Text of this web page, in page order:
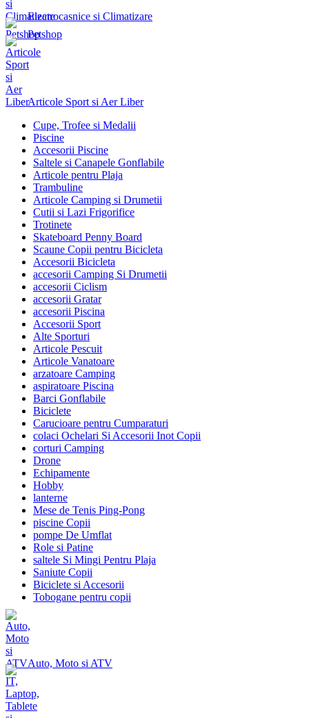
Electrocasnice si Climatizare
Petshop
Articole Sport si Aer Liber
Cupe, Trofee si Medalii
Piscine
Accesorii Piscine
Saltele si Canapele Gonflabile
Articole pentru Plaja
Trambuline
Articole Camping si Drumetii
Cutii si Lazi Frigorifice
Trotinete
Skateboard Penny Board
Scaune Copii pentru Bicicleta
Accesorii Bicicleta
accesorii Camping Si Drumetii
accesorii Ciclism
accesorii Gratar
accesorii Piscina
Accesorii Sport
Alte Sporturi
Articole Pescuit
Articole Vanatoare
arzatoare Camping
aspiratoare Piscina
Barci Gonflabile
Biciclete
Carucioare pentru Cumparaturi
colaci Ochelari Si Accesorii Inot Copii
corturi Camping
Drone
Echipamente
Hobby
lanterne
Mese de Tenis Ping-Pong
piscine Copii
pompe De Umflat
Role si Patine
saltele Si Mingi Pentru Plaja
Saniute Copii
Biciclete si Accesorii
Tobogane pentru copii
Auto, Moto si ATV